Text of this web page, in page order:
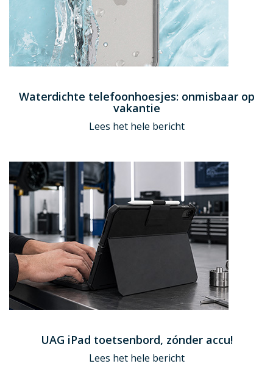
Waterdichte telefoonhoesjes: onmisbaar op
vakantie
Lees het hele bericht
UAG iPad toetsenbord, zónder accu!
Lees het hele bericht